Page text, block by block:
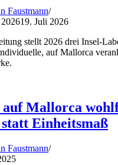
Faustmann
19. Juli 2026
stellt 2026 drei Insel-
auf Mallorca
Mallorca
Einheitsmaß
Faustmann